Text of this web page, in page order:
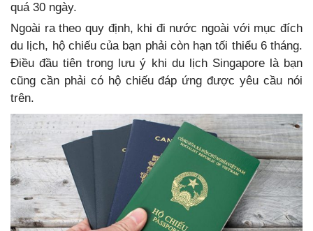
quá 30 ngày.
Ngoài ra theo quy định, khi đi nước ngoài với mục đích
du lịch, hộ chiếu của bạn phải còn hạn tối thiểu 6 tháng.
Điều đầu tiên trong lưu ý khi du lịch Singapore là bạn
cũng cần phải có hộ chiếu đáp ứng được yêu cầu nói
trên.